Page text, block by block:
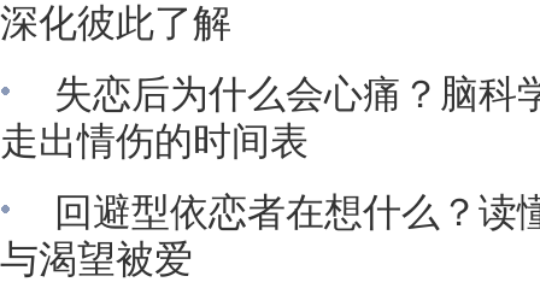
深化彼此了解
失恋后为什么会心痛？脑科
走出情伤的时间表
回避型依恋者在想什么？读
与渴望被爱